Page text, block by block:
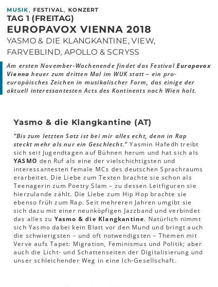
MUSIK , FESTIVAL, KONZERT
TAG 1 (FREITAG)
EUROPAVOX VIENNA 2018
YASMO & DIE KLANGKANTINE, VIEW,
FARVEBLIND, APOLLO & SCRYSS
Am ersten November-Wochenende findet das FestivalEuropavox
Vienna heuer zum dritten Mal im WUK statt – ein pro-
europäisches Zeichen in musikalischer Form, das einige der
aktuell interessantesten Acts des Kontinents nach Wien holt.
Yasmo & die Klangkantine (AT)
“Bis zum letzten Satz ist bei mir alles echt, denn in Rap
steckt mehr als nur ein Geschlecht.”Yasmin Hafedh treibt
sich seit Jugendtagen auf Bühnen herum und hat sich als
YASMOden Ruf als eine der vielschichtigsten und
interessantesten female MCs des deutschen Sprachraums
erarbeitet. Die Liebe zum Texten brachte sie schon als
Teenagerin zum Poetry Slam – zu dessen Leitfiguren sie
hierzulande zählt. Die Liebe zum Hip Hop brachte sie
ebenso früh zum Rap. Seit mehreren Jahren umgibt sie
sich dazu mit einer neunköpfigen Jazzband und verbindet
das alles zu Yasmo & die Klangkantine. Natürlich nimmt
sich Yasmo dabei kein Blatt vor den Mund und bringt auch
die schwierigsten – und oft notwendigsten – Themen mit
Verve aufs Tapet: Migration, Feminismus und Politik; aber
auch die Licht- und Schattenseiten der Digitalisierung und
unser schleichender Weg in eine Ich-Gesellschaft.